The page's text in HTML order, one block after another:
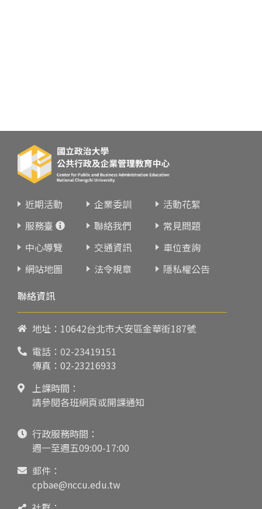
近期活動 企業委訓
活動花絮
服務臺
聯絡我們
常見問題
中心導覽
交通資訊
車位查詢
網站地圖
法令規章
隱私權公告
聯絡資訊
地址：10642台北市大安區金華街187號
電話： 02-23419151
傳真：02-23216933
上課時間：
請參閱各班網頁或開課通知
行政服務時間：
週一至週五09:00-17:00
郵件：
cpbae@nccu.edu.tw